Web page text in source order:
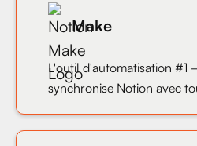
Make
L'outil d'automatisation
synchronise Notion avec